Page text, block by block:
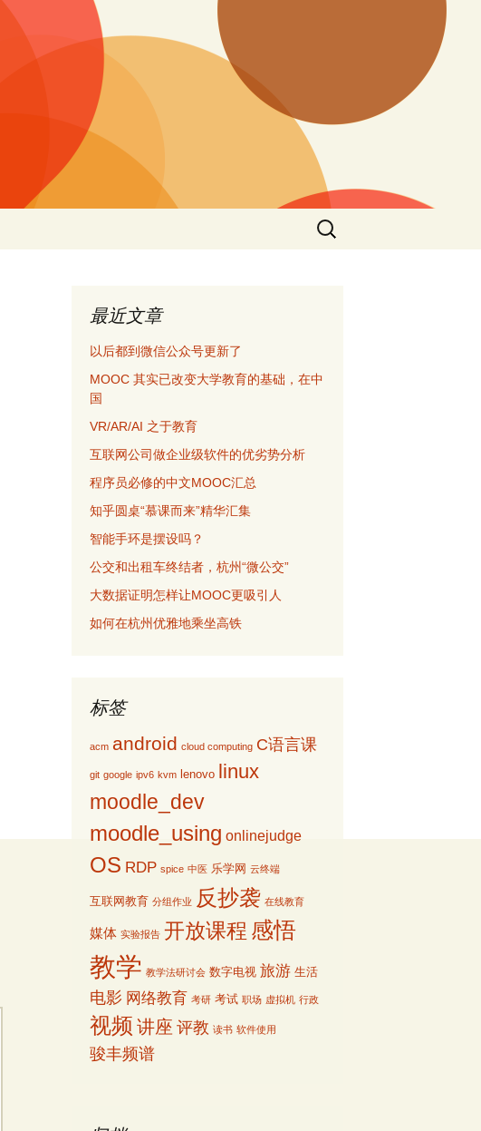
搜
索：
最近文章
以后都到微信公众号更新了
MOOC 其实已改变大学教育的基础，在中
国
VR/AR/AI 之于教育
互联网公司做企业级软件的优劣势分析
程序员必修的中文MOOC汇总
知乎圆桌“慕课而来”精华汇集
智能手环是摆设吗？
公交和出租车终结者，杭州“微公交”
大数据证明怎样让MOOC更吸引人
如何在杭州优雅地乘坐高铁
标签
acm android cloud computing C语言课
git google ipv6 kvm lenovo linux
moodle_dev
moodle_using onlinejudge
OS RDP spice 中医 乐学网 云终端
互联网教育 分组作业 反抄袭 在线教育
媒体 实验报告 开放课程 感悟
教学 教学法研讨会 数字电视 旅游 生活
电影 网络教育 考研 考试 职场 虚拟机 行政
视频 讲座 评教 读书 软件使用
骏丰频谱